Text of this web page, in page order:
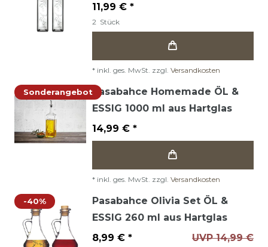
11,99 € *
2 Stück
* inkl. ges. MwSt. zzgl. Versandkosten
SonderangebotPasabahce Homemade ÖL &
ESSIG 1000 ml aus Hartglas
14,99 € *
* inkl. ges. MwSt. zzgl. Versandkosten
-40%
Pasabahce Olivia Set ÖL &
ESSIG 260 ml aus Hartglas
UVP 14,99 €
8,99 € *